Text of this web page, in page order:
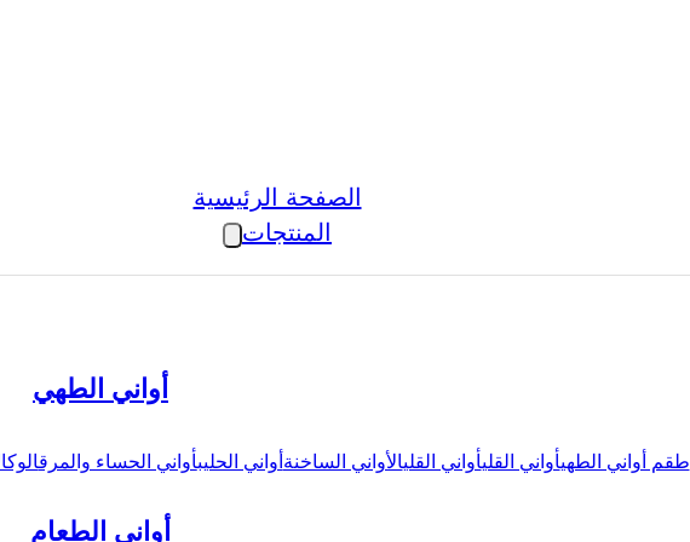
الصفحة الرئيسية
المنتجات
أواني الطهي
طقم أواني الطهيأواني القليأواني القليالأواني الساخنة أواني الحليبأواني الحساء والمرق
أواني الطعام